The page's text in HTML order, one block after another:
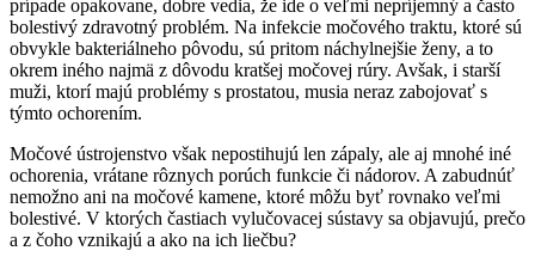
prípade opakovane, dobre vedia, že ide o veľmi nepríjemný a často
bolestivý zdravotný problém. Na infekcie močového traktu, ktoré sú
obvykle bakteriálneho pôvodu, sú pritom náchylnejšie ženy, a to
okrem iného najmä z dôvodu kratšej močovej rúry. Avšak, i starší
muži, ktorí majú problémy s prostatou, musia neraz zabojovať s
týmto ochorením.
Močové ústrojenstvo však nepostihujú len zápaly, ale aj mnohé iné
ochorenia, vrátane rôznych porúch funkcie či nádorov. A zabudnúť
nemožno ani na močové kamene, ktoré môžu byť rovnako veľmi
bolestivé. V ktorých častiach vylučovacej sústavy sa objavujú, prečo
a z čoho vznikajú a ako na ich liečbu?